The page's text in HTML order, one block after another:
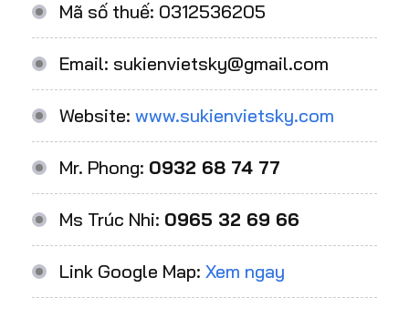
Mã số thuế: 0312536205
Email: sukienvietsky@gmail.com
Website: www.sukienvietsky.com
Mr. Phong: 0932 68 74 77
Ms Trúc Nhi: 0965 32 69 66
Link Google Map: Xem ngay